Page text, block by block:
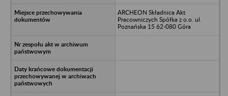
ARCHEON Składnica Akt
Pracowniczych Spółka z o.o. ul.
Poznańska 15 62-080 Góra